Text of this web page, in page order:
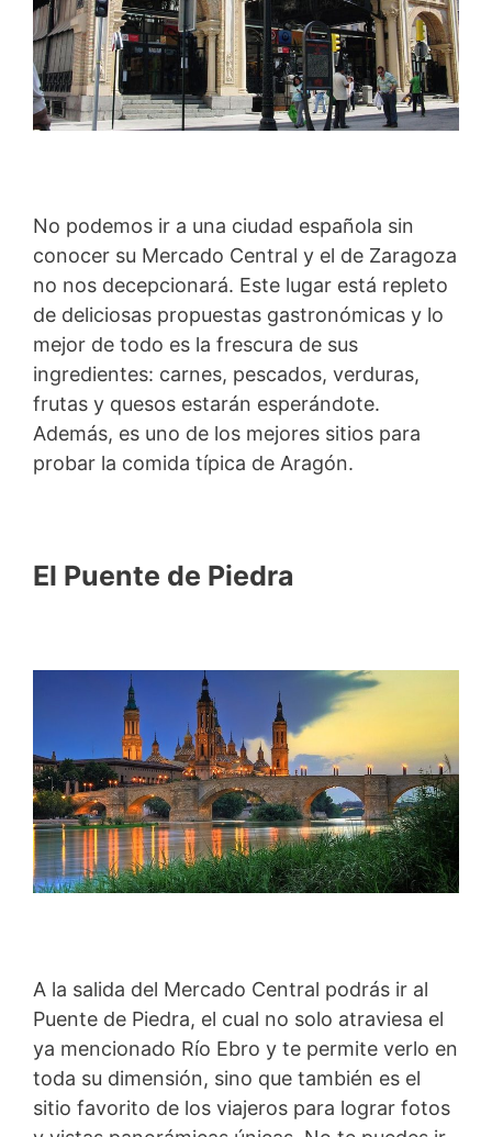
No podemos ir a una ciudad española sin
conocer su Mercado Central y el de Zaragoza
no nos decepcionará. Este lugar está repleto
de deliciosas propuestas gastronómicas y lo
mejor de todo es la frescura de sus
ingredientes: carnes, pescados, verduras,
frutas y quesos estarán esperándote.
Además, es uno de los mejores sitios para
probar la comida típica de Aragón.
El Puente de Piedra
A la salida del Mercado Central podrás ir al
Puente de Piedra, el cual no solo atraviesa el
ya mencionado Río Ebro y te permite verlo en
toda su dimensión, sino que también es el
sitio favorito de los viajeros para lograr fotos